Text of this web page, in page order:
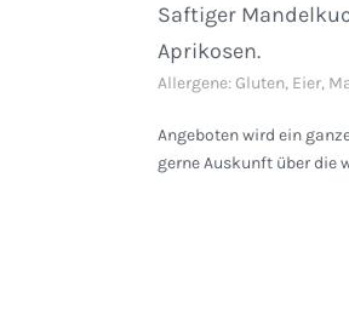
Saftiger
Aprikosen.
Allergene: Gluten, Eier,
Angeboten wird ein
gerne Auskunft über die